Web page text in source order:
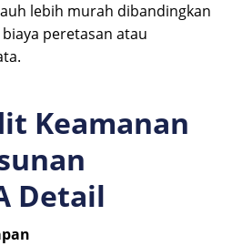
lebih murah dibandingkan
peretasan atau
Keamanan
Detail